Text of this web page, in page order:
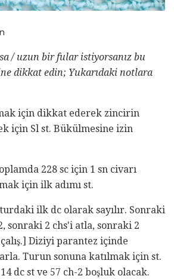
/ uzun bir fular istiyorsanız bu
dikkat edin; Yukarıdaki notlara
için dikkat ederek zincirin
için Sl st. Bükülmesine izin
228 sc için 1 sn civarı
için ilk adımı st.
turdaki ilk dc olarak sayılır. Sonraki
sonraki 2 chs'i atla, sonraki 2
Diziyi parantez içinde
Turun sonuna katılmak için st.
dc st ve 57 ch-2 boşluk olacak.